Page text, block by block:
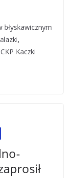
błyskawicznym
Kaczki